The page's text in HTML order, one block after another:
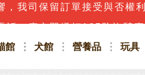
，應立即撥打165防詐騙
館 犬館 營養品 玩具